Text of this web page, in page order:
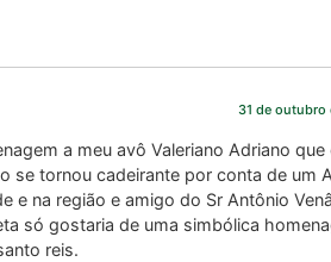
31 de outubro
a meu avô Valeriano Adriano que
tornou cadeirante por conta de um
e na região e amigo do Sr Antônio
só gostaria de uma simbólica
reis.